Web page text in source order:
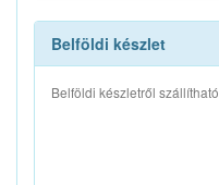
Belföldi készlet
Belföldi készletről szállítható